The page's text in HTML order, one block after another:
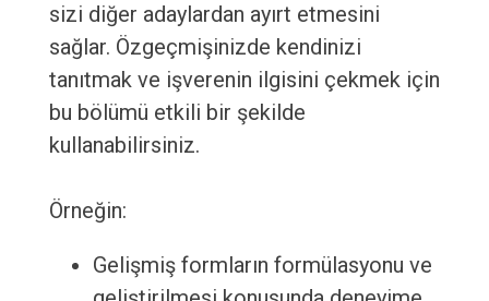
sizi diğer adaylardan ayırt etmesini
sağlar. Özgeçmişinizde kendinizi
tanıtmak ve işverenin ilgisini çekmek için
bu bölümü etkili bir şekilde
kullanabilirsiniz.
Örneğin:
Gelişmiş formların formülasyonu ve